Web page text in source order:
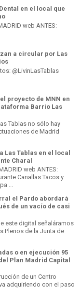
en el local que
web ANTES:
a circular por Las
@LivinLasTablas
proyecto de MNN en
Barrio Las
Tablas no sólo hay
de Madrid
Las Tablas en el local
Charal
web ANTES:
Canallas Tacos y
...
el Pardo abordará
de un vacío de casi
este digital señaláramos
Plenos de la Junta de
o en ejecución 95
Plan Madrid Capital
de un Centro
adquiriendo con el paso